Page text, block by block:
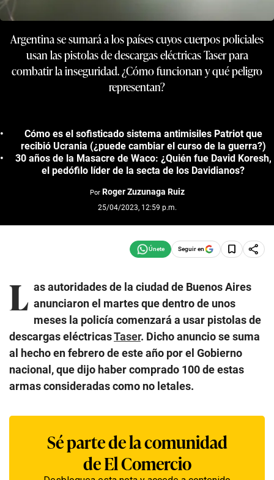
Argentina se sumará a los países cuyos cuerpos policiales
usan las pistolas de descargas eléctricas Taser para
combatir la inseguridad. ¿Cómo funcionan y qué peligro
representan?
Cómo es el sofisticado sistema antimisiles Patriot que
recibió Ucrania (¿puede cambiar el curso de la guerra?)
30 años de la Masacre de Waco: ¿Quién fue David Koresh,
el pedófilo líder de la secta de los Davidianos?
Por Roger Zuzunaga Ruiz
25/04/2023, 12:59 p.m.
Seguir en
L as autoridades de la ciudad de Buenos Aires
anunciaron el martes que dentro de unos
meses la policía comenzará a usar pistolas de
descargas eléctricasTaser. Dicho anuncio se suma
al hecho en febrero de este año por el Gobierno
nacional, que dijo haber comprado 100 de estas
armas consideradas como no letales.